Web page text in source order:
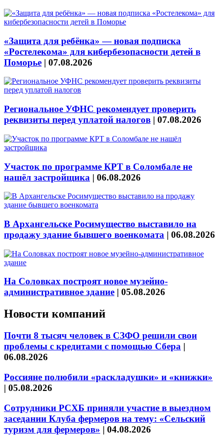
«Защита для ребёнка» — новая подписка
«Ростелекома» для кибербезопасности детей в
Поморье | 07.08.2026
Региональное УФНС рекомендует проверить
реквизиты перед уплатой налогов | 07.08.2026
Участок по программе КРТ в Соломбале не
нашёл застройщика | 06.08.2026
В Архангельске Росимущество выставило на
продажу здание бывшего военкомата | 06.08.2026
На Соловках построят новое музейно-
административное здание | 05.08.2026
Новости компаний
Почти 8 тысяч человек в СЗФО решили свои
проблемы с кредитами с помощью Сбера |
06.08.2026
Россияне полюбили «раскладушки» и «книжки»
| 05.08.2026
Сотрудники РСХБ приняли участие в выездном
заседании Клуба фермеров на тему: «Сельский
туризм для фермеров» | 04.08.2026